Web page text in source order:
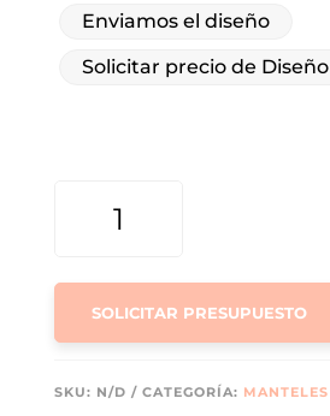
Enviamos el diseño
Solicitar precio de Diseño
SOLICITAR PRESUPUESTO
SKU: N/D CATEGORÍA: MANTELES